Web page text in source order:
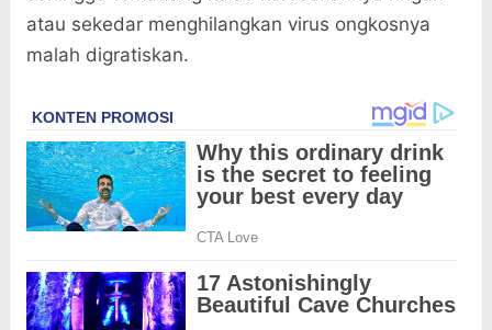
atau sekedar menghilangkan virus ongkosnya
malah digratiskan.